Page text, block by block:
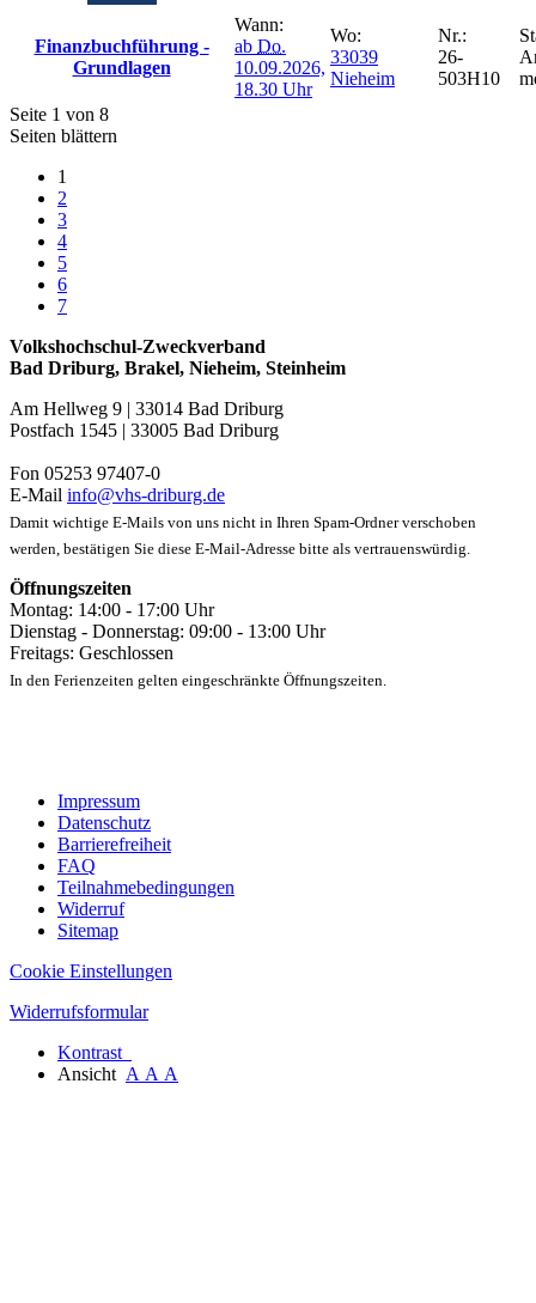
Finanzbuchführung -
Grundlagen
Wann:
ab Do.
10.09.2026,
18.30 Uhr
Wo:
33039
Nieheim
Nr.:
26-
503H10
Seite 1 von 8
Seiten blättern
1
2
3
4
5
6
7
Volkshochschul-Zweckverband
Bad Driburg, Brakel, Nieheim, Steinheim
Am Hellweg 9 | 33014 Bad Driburg
Postfach 1545 | 33005 Bad Driburg
Fon 05253 97407-0
E-Mail info@vhs-driburg.de
Damit wichtige E-Mails von uns nicht in Ihren Spam-Ordner verschoben
werden, bestätigen Sie diese E-Mail-Adresse bitte als vertrauenswürdig.
Öffnungszeiten
Montag: 14:00 - 17:00 Uhr
Dienstag - Donnerstag: 09:00 - 13:00 Uhr
Freitags: Geschlossen
In den Ferienzeiten gelten eingeschränkte Öffnungszeiten.
Impressum
Datenschutz
Barrierefreiheit
FAQ
Teilnahmebedingungen
Widerruf
Sitemap
Cookie Einstellungen
Widerrufsformular
Kontrast
Ansicht A A A